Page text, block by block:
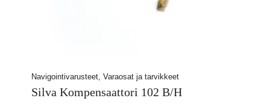
Navigointivarusteet, Varaosat ja tarvikkeet
Silva Kompensaattori 102 B/H